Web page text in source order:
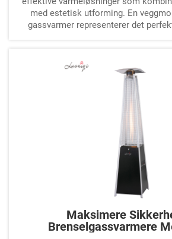
med estetisk utforming. En
gassvarmer representerer det
Maksimere
Brenselgassvarmere